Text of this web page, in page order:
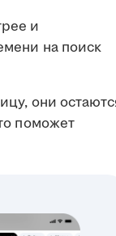
и
на поиск
они
поможет